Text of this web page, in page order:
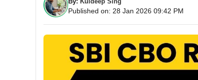
Published on: 28 Jan 2026 09:42 PM